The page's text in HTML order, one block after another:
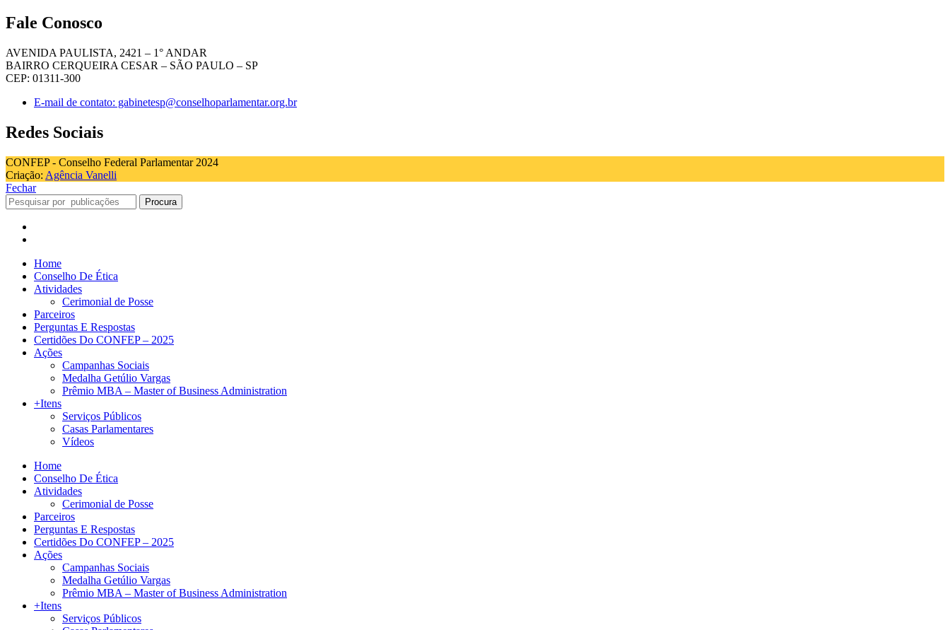
Fale Conosco
AVENIDA PAULISTA, 2421 – 1° ANDAR
BAIRRO CERQUEIRA CESAR – SÃO PAULO – SP
CEP: 01311-300
E-mail de contato: gabinetesp@conselhoparlamentar.org.br
Redes Sociais
CONFEP - Conselho Federal Parlamentar 2024
Criação: Agência Vanelli
Fechar
Procura
Home
Conselho De Ética
Atividades
Cerimonial de Posse
Parceiros
Perguntas E Respostas
Certidões Do CONFEP – 2025
Ações
Campanhas Sociais
Medalha Getúlio Vargas
Prêmio MBA – Master of Business Administration
+Itens
Serviços Públicos
Casas Parlamentares
Vídeos
Home
Conselho De Ética
Atividades
Cerimonial de Posse
Parceiros
Perguntas E Respostas
Certidões Do CONFEP – 2025
Ações
Campanhas Sociais
Medalha Getúlio Vargas
Prêmio MBA – Master of Business Administration
+Itens
Serviços Públicos